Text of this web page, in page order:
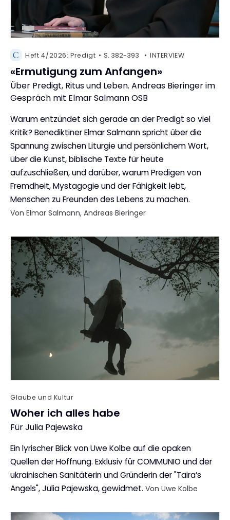
Heft 4/2026: Predigt S. 382-393 INTERVIEW
«Ermutigung zum Anfangen»
:
Über Predigt, Ritus und Leben. Andreas Bieringer im
Gespräch mit Elmar Salmann OSB
Warum entzündet sich gerade an der Predigt so viel
Kritik? Benediktiner Elmar Salmann spricht über die
Spannung zwischen Liturgie und persönlichem Wort,
über die Kunst, biblische Texte für heute
aufzuschließen, und darüber, warum Predigen von
Fremdheit, Mystagogie und der Fähigkeit lebt,
Menschen zu Freunden des Lebens zu machen.
Von Elmar Salmann, Andreas Bieringer
Glaube und Kultur
Woher ich alles habe
:
Für Julia Pajewska
Ein lyrischer Blick von Uwe Kolbe auf die opaken
Quellen der Hoffnung. Exklusiv für COMMUNIO und der
ukrainischen Sanitäterin und Gründerin der "Taira’s
Angels", Julia Pajewska, gewidmet. Von Uwe Kolbe